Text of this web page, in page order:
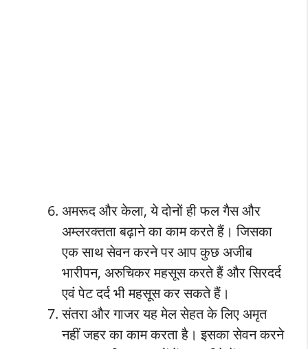
अमरूद और केला, ये दोनों ही फल गैस और
अम्लरक्तता बढ़ाने का काम करते हैं। जिसका
एक साथ सेवन करने पर आप कुछ अजीब
भारीपन, अरुचिकर महसूस करते हैं और सिरदर्द
एवं पेट दर्द भी महसूस कर सकते हैं।
संतरा और गाजर यह मेल सेहत के लिए अमृत
नहीं जहर का काम करता है। इसका सेवन करने